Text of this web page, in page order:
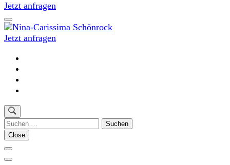
Jetzt anfragen
Nina-Carissima Schönrock
Jetzt anfragen
Suchen
nach:
Close